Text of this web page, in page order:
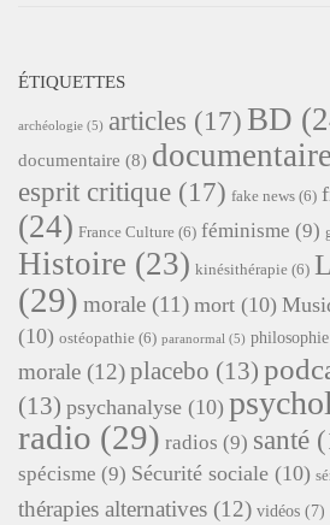
ÉTIQUETTES
archéologie (5) articles (17) BD
documentaire (8)
esprit critique (17) fake news (6)
(24) France Culture (6) féminisme (9)
Histoire (23) kinésithérapie (6)
(29) morale (11) mort (10)
(10) ostéopathie (6) paranormal (5) philosophie
morale (12)placebo (13)
(13) psychanalyse (10)
radio (29) radios (9) santé
spécisme (9) Sécurité sociale (10)
thérapies alternatives (12) vidéos (7)